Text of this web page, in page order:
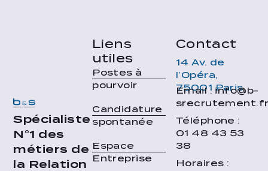
Spécialiste
N°1 des
métiers de
la Relation
Liens
utiles
Postes à
pourvoir
Candidature
spontanée
Espace
Entreprise
Contact
14 Av. de
l’Opéra,
75001 Paris
Email : info@b-
Téléphone :
01 48 43 53
38
Horaires :